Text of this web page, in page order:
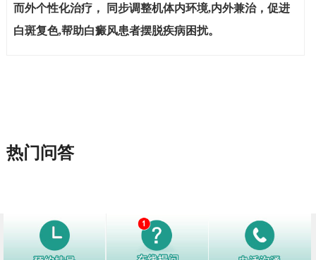
而外个性化治疗， 同步调整机体内环境,内外兼治，促进
白斑复色,帮助白癜风患者摆脱疾病困扰。
热门问答